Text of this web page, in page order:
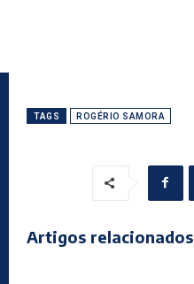
TAGS ROGÉRIO SAMORA
Artigos relacionados